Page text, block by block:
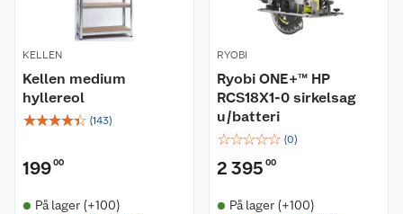
KELLEN
Kellen medium
hyllereol
☆☆☆☆☆ (143)
19900
På lager (+100)
RYOBI
Ryobi ONE+™ HP
RCS18X1-0 sirkelsag
u/batteri
☆☆☆☆☆ (0)
2 395 00
På lager (+100)